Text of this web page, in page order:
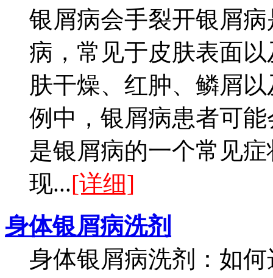
银屑病会手裂开银屑
病，常见于皮肤表面
肤干燥、红肿、鳞屑
例中，银屑病患者可
是银屑病的一个常见
现...[详细]
身体银屑病洗剂
身体银屑病洗剂：如